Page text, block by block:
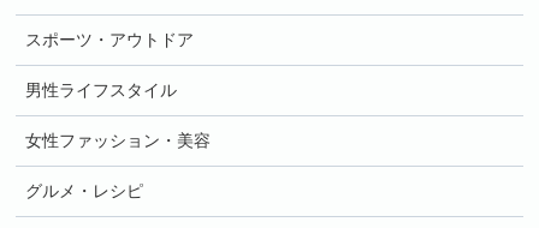
スポーツ・アウトドア
男性ライフスタイル
女性ファッション・美容
グルメ・レシピ